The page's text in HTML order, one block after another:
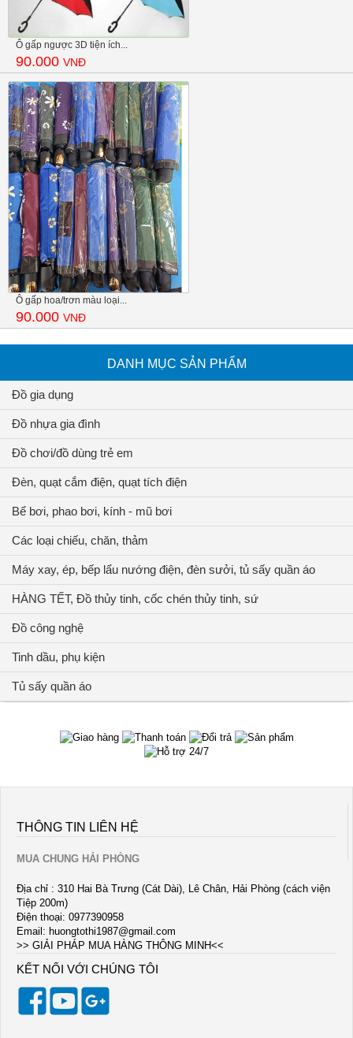
Ô gấp ngược 3D tiện ích...
90.000 VNĐ
Ô gấp hoa/trơn màu loại...
90.000 VNĐ
DANH MỤC SẢN PHẨM
Đồ gia dụng
Đồ nhựa gia đình
Đồ chơi/đồ dùng trẻ em
Đèn, quạt cắm điện, quạt tích điện
Bể bơi, phao bơi, kính - mũ bơi
Các loại chiếu, chăn, thảm
Máy xay, ép, bếp lẩu nướng điện, đèn sưởi, tủ sấy quần áo
HÀNG TẾT, Đồ thủy tinh, cốc chén thủy tinh, sứ
Đồ công nghệ
Tinh dầu, phụ kiện
Tủ sấy quần áo
THÔNG TIN LIÊN HỆ
MUA CHUNG HẢI PHÒNG
Địa chỉ : 310 Hai Bà Trưng (Cát Dài), Lê Chân, Hải Phòng (cách viện
Tiệp 200m)
Điện thoại: 0977390958
Email: huongtothi1987@gmail.com
>> GIẢI PHÁP MUA HÀNG THÔNG MINH<<
KẾT NỐI VỚI CHÚNG TÔI